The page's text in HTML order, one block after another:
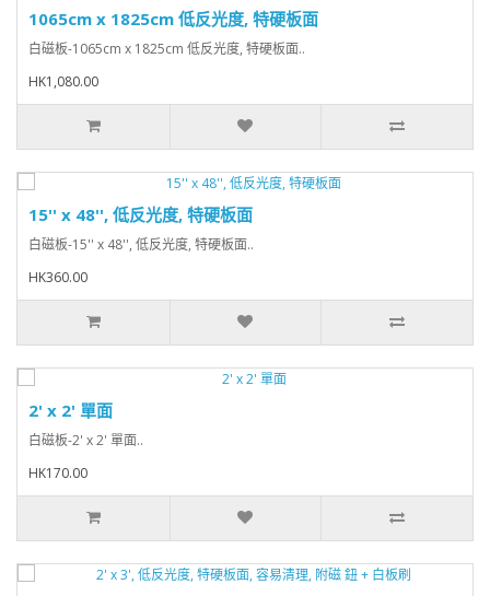
1065cm x 1825cm 低反光度, 特硬板面
白磁板-1065cm x 1825cm 低反光度, 特硬板面..
HK1,080.00
15'' x 48'', 低反光度, 特硬板面
白磁板-15'' x 48'', 低反光度, 特硬板面..
HK360.00
2' x 2' 單面
白磁板-2' x 2' 單面..
HK170.00